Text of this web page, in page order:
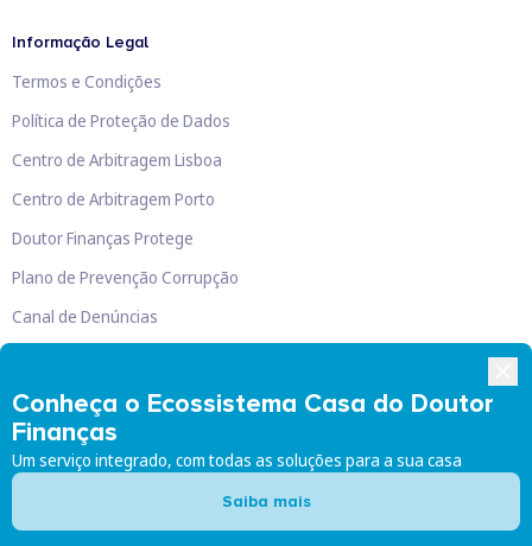
Conheça o Ecossistema Casa do Doutor
Finanças
Um serviço integrado, com todas as soluções para a sua casa
Saiba mais
Informação Legal
Termos e Condições
Política de Proteção de Dados
Centro de Arbitragem Lisboa
Centro de Arbitragem Porto
Doutor Finanças Protege
Plano de Prevenção Corrupção
Canal de Denúncias
Doutor Finanças, Lda